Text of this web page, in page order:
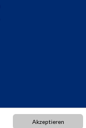
Akzeptieren